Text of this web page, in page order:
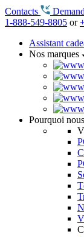
Contacts
1-888-549-8805 or
Assistant
Nos marques
Pourquoi